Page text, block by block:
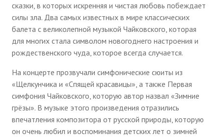
сказки, в которых искренняя и чистая любовь побеждает
силы зла. Два самых известных в мире классических
балета с великолепной музыкой Чайковского, которая
для многих стала символом новогоднего настроения и
рождественского чуда, которое всегда случается.
На концерте прозвучали симфонические сюиты из
«Щелкунчика и «Спящей красавицы», а также Первая
симфония Чайковского, которую автор назвал «Зимние
грёзы». В музыке этого произведения отразились
впечатления композитора от русской природы, которую
он очень любил и воспоминания детских лет о зимней